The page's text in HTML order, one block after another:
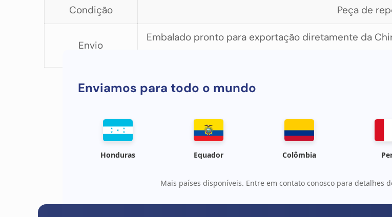
Condição Peça de
Envio
Embalado pronto para exportação diretamente da
Enviamos para todo o mundo
Honduras Equador Colômbia
Mais países disponíveis. Entre em contato conosco para detalhes